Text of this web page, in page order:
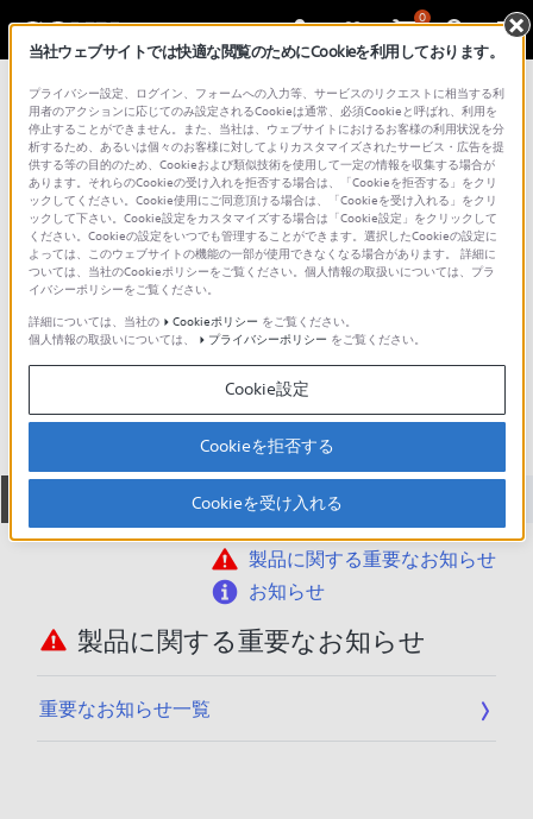
0
総合サポート・お問い合わせ VPC シリーズ
VPCEA25FG
ダウンロード 取扱説明書
製品に関する重要なお知らせ
お知らせ
製品に関する重要なお知らせ
重要なお知らせ一覧
当社ウェブサイトでは快適な閲覧のためにCookieを利用しております。
プライバシー設定、ログイン、フォームへの入力等、サービスのリクエストに相当する利
用者のアクションに応じてのみ設定されるCookieは通常、必須Cookieと呼ばれ、利用を
停止することができません。また、当社は、ウェブサイトにおけるお客様の利用状況を分
析するため、あるいは個々のお客様に対してよりカスタマイズされたサービス・広告を提
供する等の目的のため、Cookieおよび類似技術を使用して一定の情報を収集する場合が
あります。それらのCookieの受け入れを拒否する場合は、「Cookieを拒否する」をクリ
ックしてください。Cookie使用にご同意頂ける場合は、「Cookieを受け入れる」をクリ
ックして下さい。Cookie設定をカスタマイズする場合は「Cookie設定」をクリックして
ください。Cookieの設定をいつでも管理することができます。選択したCookieの設定に
よっては、このウェブサイトの機能の一部が使用できなくなる場合があります。 詳細に
ついては、当社のCookieポリシーをご覧ください。個人情報の取扱いについては、プラ
イバシーポリシーをご覧ください。
詳細については、当社の
Cookieポリシー をご覧ください。
個人情報の取扱いについては、
プライバシーポリシー をご覧ください。
Cookie設定
Cookieを拒否する
Cookieを受け入れる